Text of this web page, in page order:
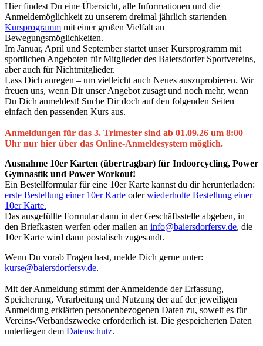
Hier findest Du eine Übersicht, alle Informationen und die
Anmeldemöglichkeit zu unserem dreimal jährlich startenden
Kursprogramm mit einer großen Vielfalt an
Bewegungsmöglichkeiten.
Im Januar, April und September startet unser Kursprogramm mit
sportlichen Angeboten für Mitglieder des Baiersdorfer Sportvereins,
aber auch für Nichtmitglieder.
Lass Dich anregen – um vielleicht auch Neues auszuprobieren. Wir
freuen uns, wenn Dir unser Angebot zusagt und noch mehr, wenn
Du Dich anmeldest! Suche Dir doch auf den folgenden Seiten
einfach den passenden Kurs aus.
Anmeldungen für das 3. Trimester sind ab 01.09.26 um 8:00
Uhr nur hier über das Online-Anmeldesystem möglich.
Ausnahme 10er Karten (übertragbar) für Indoorcycling, Power
Gymnastik und Power Workout!
Ein Bestellformular für eine 10er Karte kannst du dir herunterladen:
erste Bestellung einer 10er Karte oderwiederholte Bestellung einer
10er Karte.
Das ausgefüllte Formular dann in der Geschäftsstelle abgeben, in
den Briefkasten werfen oder mailen an info@baiersdorfersv.de, die
10er Karte wird dann postalisch zugesandt.
Wenn Du vorab Fragen hast, melde Dich gerne unter:
kurse@baiersdorfersv.de.
Mit der Anmeldung stimmt der Anmeldende der Erfassung,
Speicherung, Verarbeitung und Nutzung der auf der jeweiligen
Anmeldung erklärten personenbezogenen Daten zu, soweit es für
Vereins-/Verbandszwecke erforderlich ist. Die gespeicherten Daten
unterliegen dem Datenschutz.